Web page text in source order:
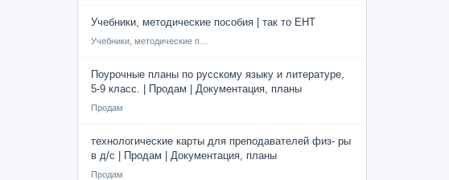
Учебники, методические пособия | так то ЕНТ
Поурочные планы по русскому языку и литературе,
5-9 класс. | Продам | Документация, планы
Продам
технологические карты для преподавателей физ- ры
в д/с | Продам | Документация, планы
Продам